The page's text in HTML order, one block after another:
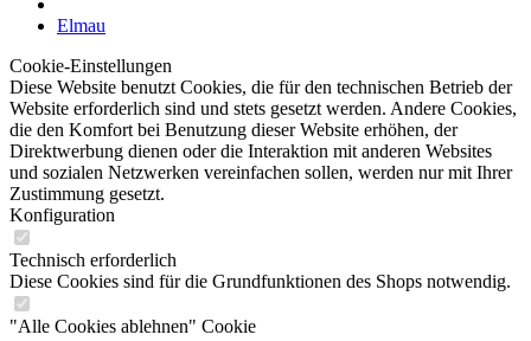
Elmau
Cookie-Einstellungen
Diese Website benutzt Cookies, die für den technischen Betrieb der
Website erforderlich sind und stets gesetzt werden. Andere Cookies,
die den Komfort bei Benutzung dieser Website erhöhen, der
Direktwerbung dienen oder die Interaktion mit anderen Websites
und sozialen Netzwerken vereinfachen sollen, werden nur mit Ihrer
Zustimmung gesetzt.
Konfiguration
Technisch erforderlich
Diese Cookies sind für die Grundfunktionen des Shops notwendig.
"Alle Cookies ablehnen" Cookie